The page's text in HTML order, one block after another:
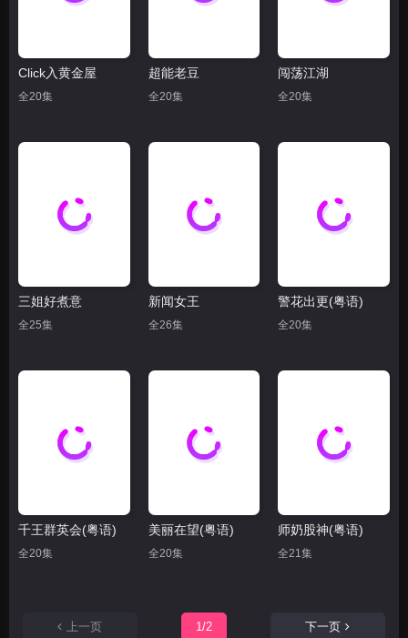
Click入黄金屋
全20集
超能老豆
全20集
闯荡江湖
全20集
三姐好煮意
全25集
新闻女王
全26集
警花出更(粤语)
全20集
千王群英会(粤语)
全20集
美丽在望(粤语)
全20集
师奶股神(粤语)
全21集
上一页 1/2 下一页